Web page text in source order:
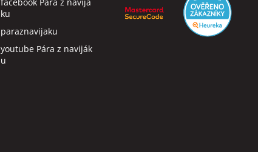
ku
paraznavijaku
youtube Pára z naviják
u